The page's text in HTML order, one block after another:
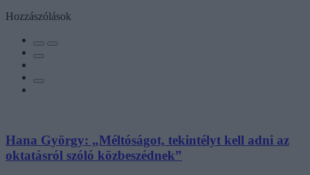
Hozzászólások
Hana György: „Méltóságot, tekintélyt kell adni az
oktatásról szóló közbeszédnek”